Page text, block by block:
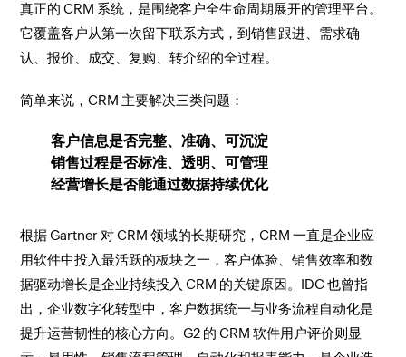
真正的 CRM 系统，是围绕客户全生命周期展开的管理平台。
它覆盖客户从第一次留下联系方式，到销售跟进、需求确
认、报价、成交、复购、转介绍的全过程。
简单来说，CRM 主要解决三类问题：
客户信息是否完整、准确、可沉淀
销售过程是否标准、透明、可管理
经营增长是否能通过数据持续优化
根据 Gartner 对 CRM 领域的长期研究，CRM 一直是企业应
用软件中投入最活跃的板块之一，客户体验、销售效率和数
据驱动增长是企业持续投入 CRM 的关键原因。IDC 也曾指
出，企业数字化转型中，客户数据统一与业务流程自动化是
提升运营韧性的核心方向。G2 的 CRM 软件用户评价则显